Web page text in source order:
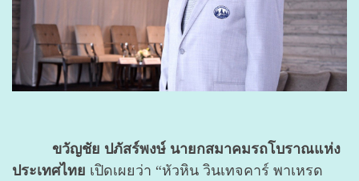
ขวัญชัย ปภัสร์พงษ์ นายกสมาคมรถโบราณแห่ง
ประเทศไทย เปิดเผยว่า “หัวหิน วินเทจคาร์ พาเหรด